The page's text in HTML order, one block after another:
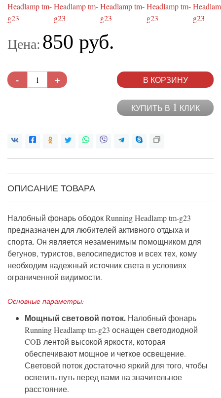
Цена: 850 руб.
- + В КОРЗИНУ
КУПИТЬ В 1 КЛИК
ОПИСАНИЕ ТОВАРА
Налобный фонарь ободок Running Headlamp tm-g23
предназначен для любителей активного отдыха и
спорта. Он является незаменимым помощником для
бегунов, туристов, велосипедистов и всех тех, кому
необходим надежный источник света в условиях
ограниченной видимости.
Основные параметры:
Мощный световой поток. Налобный фонарь
Running Headlamp tm-g23 оснащен светодиодной
COB лентой высокой яркости, которая
обеспечивают мощное и четкое освещение.
Световой поток достаточно яркий для того, чтобы
осветить путь перед вами на значительное
расстояние.